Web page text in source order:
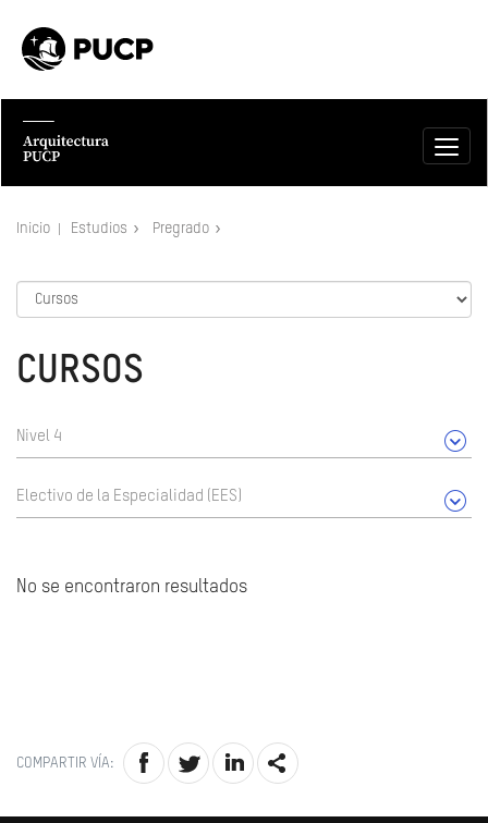
Inicio Estudios Pregrado
CURSOS
Nivel 4
Electivo de la Especialidad (EES)
No se encontraron resultados
COMPARTIR VÍA: